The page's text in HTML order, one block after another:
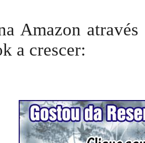
Amazon
a crescer: